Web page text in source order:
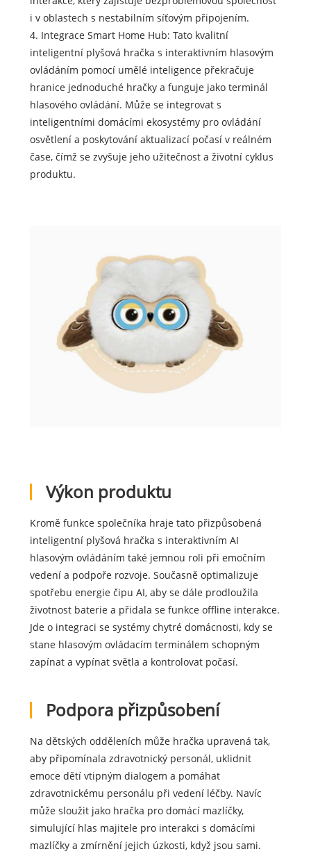
i v oblastech s nestabilním síťovým připojením.
4. Integrace Smart Home Hub: Tato kvalitní
inteligentní plyšová hračka s interaktivním hlasovým
ovládáním pomocí umělé inteligence překračuje
hranice jednoduché hračky a funguje jako terminál
hlasového ovládání. Může se integrovat s
inteligentními domácími ekosystémy pro ovládání
osvětlení a poskytování aktualizací počasí v reálném
čase, čímž se zvyšuje jeho užitečnost a životní cyklus
produktu.
Výkon produktu
Kromě funkce společníka hraje tato přizpůsobená
inteligentní plyšová hračka s interaktivním AI
hlasovým ovládáním také jemnou roli při emočním
vedení a podpoře rozvoje. Současně optimalizuje
spotřebu energie čipu AI, aby se dále prodloužila
životnost baterie a přidala se funkce offline interakce.
Jde o integraci se systémy chytré domácnosti, kdy se
stane hlasovým ovládacím terminálem schopným
zapínat a vypínat světla a kontrolovat počasí.
Podpora přizpůsobení
Na dětských odděleních může hračka upravená tak,
aby připomínala zdravotnický personál, uklidnit
emoce dětí vtipným dialogem a pomáhat
zdravotnickému personálu při vedení léčby. Navíc
může sloužit jako hračka pro domácí mazlíčky,
simulující hlas majitele pro interakci s domácími
mazlíčky a zmírnění jejich úzkosti, když jsou sami.